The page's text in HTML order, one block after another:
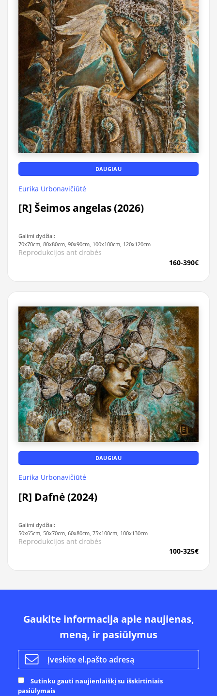
DAUGIAU
Eurika Urbonavičiūtė
[R] Šeimos angelas (2026)
Galimi dydžiai:
70x70cm, 80x80cm, 90x90cm, 100x100cm, 120x120cm
Reprodukcijos ant drobės
160-390€
DAUGIAU
Eurika Urbonavičiūtė
[R] Dafnė (2024)
Galimi dydžiai:
50x65cm, 50x70cm, 60x80cm, 75x100cm, 100x130cm
Reprodukcijos ant drobės
100-325€
Gaukite informacija apie naujienas,
meną, ir pasiūlymus
Sutinku gauti naujienlaiškį su išskirtiniais
pasiūlymais